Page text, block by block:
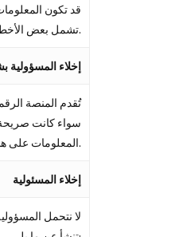
قد تكون
تشمل بعض الأخطاء المطبعية أو لا تكون دقيقة. وتُجرى التغييرات بشكل دوري على البيانات المتضمنة في هذه المنصة الرقمية.
إخلاء المسؤولية
تُقدم المنصة
سواء كانت صريحة
المعلومات على هذه المنصة الرقمية لأغراض التسهيل كجزء من الخدمة التي نقدمها على هذه المنصة الرقمية.
إخلاء المسئولية
لا نتحمل